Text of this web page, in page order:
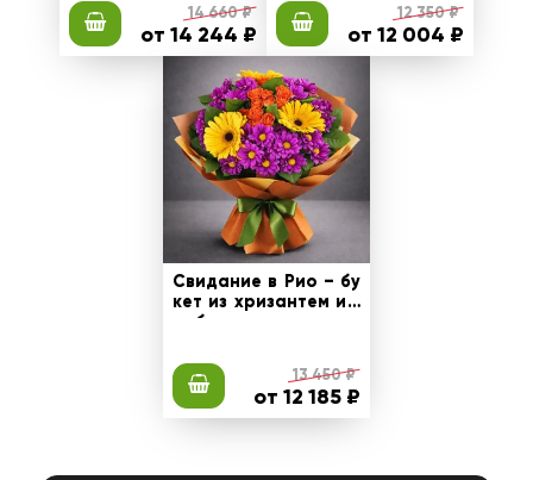
14 660 ₽
от 14 244 ₽
12 350 ₽
от 12 004 ₽
Свидание в Рио – бу
кет из хризантем и г
ербер
13 450 ₽
от 12 185 ₽